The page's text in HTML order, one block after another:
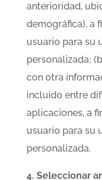
anterioridad,
demográfica), a
usuario para su
personalizada;
con otra
incluido entre
aplicaciones, a
usuario para su
personalizada.
4. Seleccionar